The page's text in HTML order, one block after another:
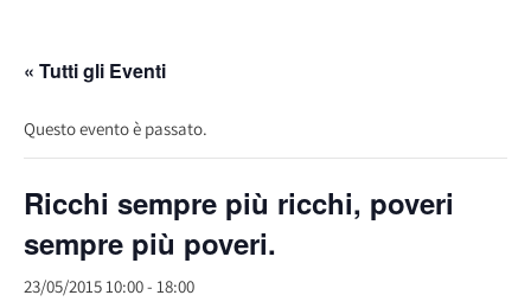
« Tutti gli Eventi
Questo evento è passato.
Ricchi sempre più ricchi, poveri
sempre più poveri.
23/05/2015 10:00- 18:00